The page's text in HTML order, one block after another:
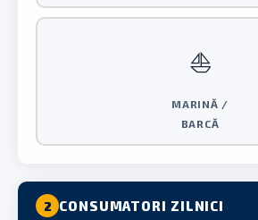
⛵
MARINĂ /
BARCĂ
2 CONSUMATORI ZILNICI